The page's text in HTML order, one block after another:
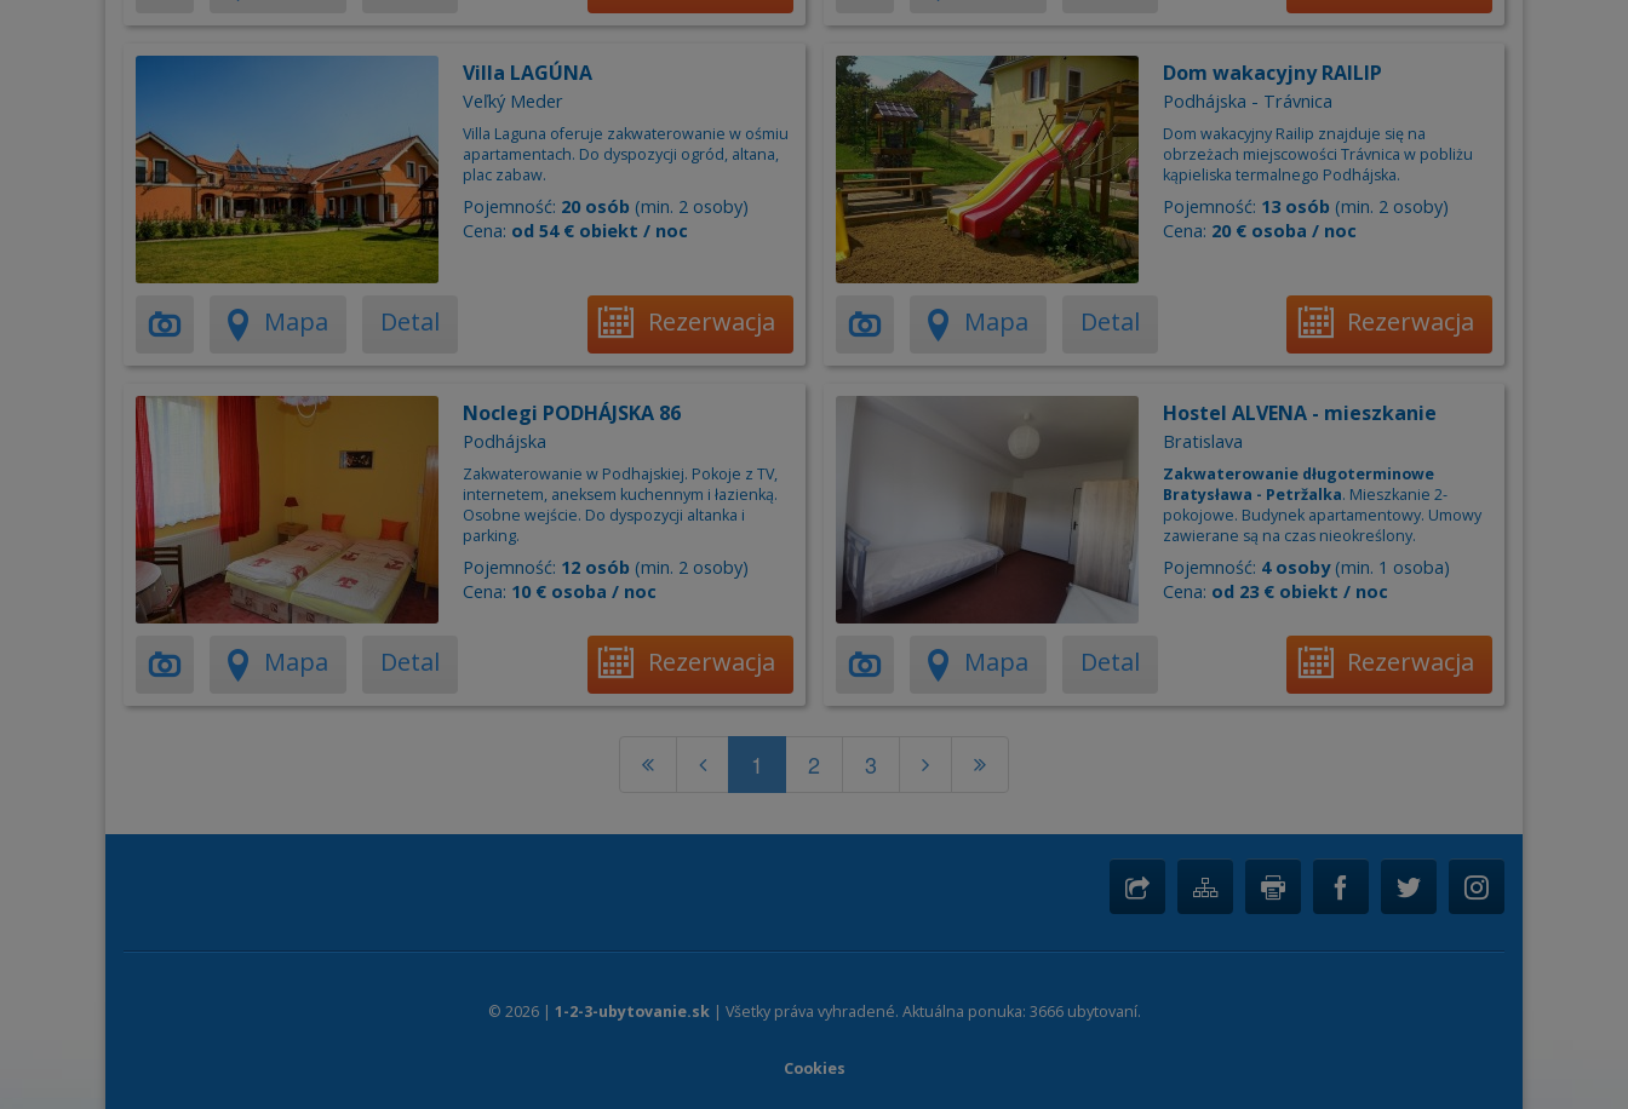
Villa LAGÚNA
Veľký Meder
Villa Laguna oferuje zakwaterowanie w ośmiu
apartamentach. Do dyspozycji ogród, altana,
plac zabaw.
Pojemność: 20 osób (min. 2 osoby)
Cena: od 54 € obiekt / noc
Mapa Detal Rezerwacja
Dom wakacyjny RAILIP
Podhájska - Trávnica
Dom wakacyjny Railip znajduje się na
obrzeżach miejscowości Trávnica w pobliżu
kąpieliska termalnego Podhájska.
Pojemność: 13 osób (min. 2 osoby)
Cena: 20 € osoba / noc
Mapa Detal Rezerwacja
Noclegi PODHÁJSKA 86
Podhájska
Zakwaterowanie w Podhajskiej. Pokoje z TV,
internetem, aneksem kuchennym i łazienką.
Osobne wejście. Do dyspozycji altanka i
parking.
Pojemność: 12 osób (min. 2 osoby)
Cena: 10 € osoba / noc
Mapa Detal Rezerwacja
Hostel ALVENA - mieszkanie
Bratislava
Zakwaterowanie długoterminowe
Bratysława - Petržalka. Mieszkanie 2-
pokojowe. Budynek apartamentowy. Umowy
zawierane są na czas nieokreślony.
Pojemność: 4 osoby(min. 1 osoba)
Cena: od 23 € obiekt / noc
Mapa Detal Rezerwacja
1 2 3
© 2026 | 1-2-3-ubytovanie.sk| Všetky práva vyhradené. Aktuálna ponuka: 3666 ubytovaní.
Cookies